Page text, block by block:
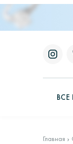
ВСЕ
Главная